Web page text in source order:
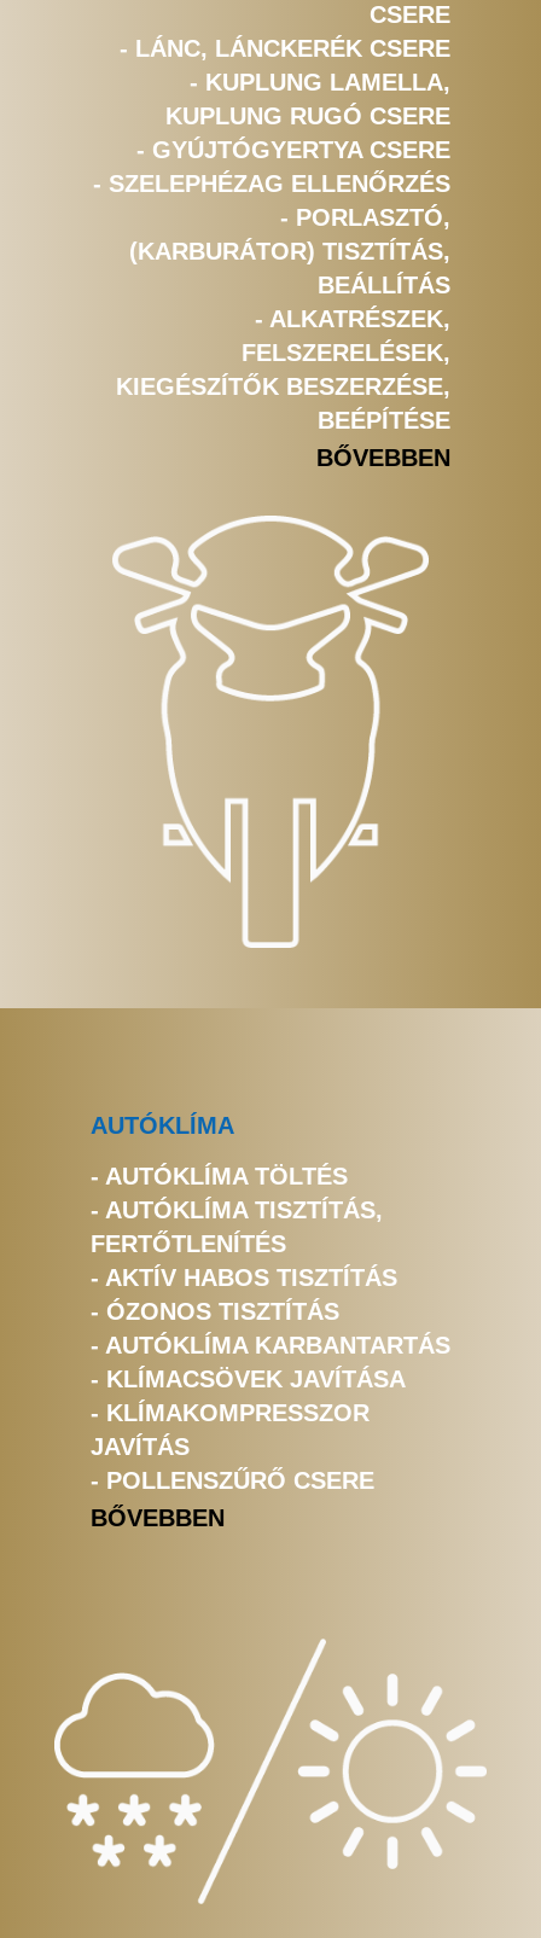
CSERE
- LÁNC, LÁNCKERÉK CSERE
- KUPLUNG LAMELLA,
KUPLUNG RUGÓ CSERE
- GYÚJTÓGYERTYA CSERE
- SZELEPHÉZAG ELLENŐRZÉS
- PORLASZTÓ,
(KARBURÁTOR) TISZTÍTÁS,
BEÁLLÍTÁS
- ALKATRÉSZEK,
FELSZERELÉSEK,
KIEGÉSZÍTŐK BESZERZÉSE,
BEÉPÍTÉSE
BŐVEBBEN
AUTÓKLÍMA
- AUTÓKLÍMA TÖLTÉS
- AUTÓKLÍMA TISZTÍTÁS,
FERTŐTLENÍTÉS
- AKTÍV HABOS TISZTÍTÁS
- ÓZONOS TISZTÍTÁS
- AUTÓKLÍMA KARBANTARTÁS
- KLÍMACSÖVEK JAVÍTÁSA
- KLÍMAKOMPRESSZOR
JAVÍTÁS
- POLLENSZŰRŐ CSERE
BŐVEBBEN